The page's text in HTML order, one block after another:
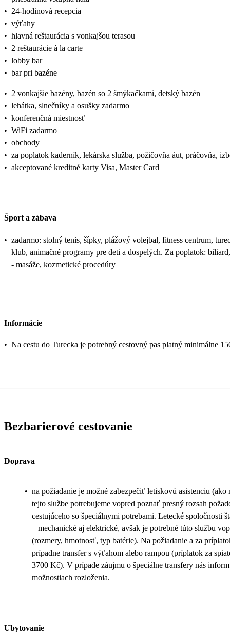
• 24-hodinová recepcia
• výťahy
• hlavná reštaurácia s vonkajšou terasou
• 2 reštaurácie à la carte
• lobby bar
• bar pri bazéne
• 2 vonkajšie bazény, bazén so 2 šmýkačkami, detský bazén
• lehátka, slnečníky a osušky zadarmo
• konferenčná miestnosť
• WiFi zadarmo
• obchody
• za poplatok kaderník, lekárska služba, požičovňa áut, práčovňa,
• akceptované kreditné karty Visa, Master Card
Šport a zábava
• zadarmo: stolný tenis, šípky, plážový volejbal, fitness centrum,
klub, animačné programy pre deti a dospelých. Za poplatok:
- masáže, kozmetické procedúry
Informácie
• Na cestu do Turecka je potrebný cestovný pas platný minimálne
Bezbarierové cestovanie
Doprava
• na požiadanie je možné zabezpečiť letiskovú asistenciu
tejto službe potrebujeme vopred poznať presný rozsah
cestujúceho so špeciálnymi potrebami. Letecké spoločnosti
– mechanické aj elektrické, avšak je potrebné túto službu
(rozmery, hmotnosť, typ batérie). Na požiadanie a za
prípadne transfer s výťahom alebo rampou (príplatok za
3700 Kč). V prípade záujmu o špeciálne transfery nás
možnostiach rozloženia.
Ubytovanie